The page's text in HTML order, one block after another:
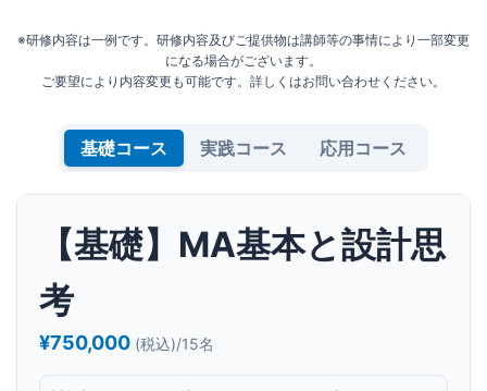
※研修内容は一例です。研修内容及びご提供物は講師等の事情により一部変更
になる場合がございます。
ご要望により内容変更も可能です。詳しくはお問い合わせください。
基礎コース 実践コース 応用コース
【基礎】MA基本と設計思
考
¥750,000 (税込)/15名